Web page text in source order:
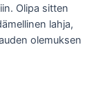
Olipa sitten
lahja,
olemuksen